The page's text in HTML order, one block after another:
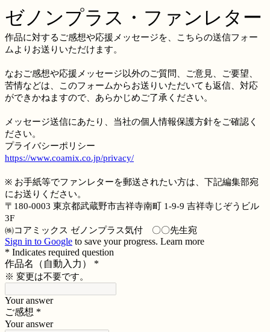
ゼノンプラス・ファンレター
作品に対するご感想や応援メッセージを、こちらの送信フォー
ムよりお送りいただけます。
なおご感想や応援メッセージ以外のご質問、ご意見、ご要望、
苦情などは、このフォームからお送りいただいても返信、対応
ができかねますので、あらかじめご了承ください。
メッセージ送信にあたり、当社の個人情報保護方針をご確認く
ださい。
プライバシーポリシー
https://www.coamix.co.jp/privacy/
※ お手紙等でファンレターを郵送されたい方は、下記編集部宛
にお送りください。
〒180-0003 東京都武蔵野市吉祥寺南町 1-9-9 吉祥寺じぞうビル
3F
㈱コアミックス ゼノンプラス気付 〇〇先生宛
Sign in to Google to save your progress. Learn more
* Indicates required question
作品名（自動入力）
*
※ 変更は不要です。
Your answer
ご感想 *
Your answer